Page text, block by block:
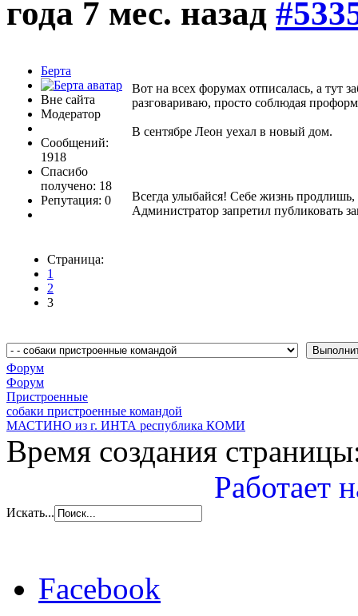
года 7 мес. назад
Берта
Вне сайта
Модератор
Сообщений:
1918
Спасибо
получено: 18
Репутация: 0
Вот на всех форумах отписалась, а тут
разговариваю, просто соблюдая
В сентябре Леон уехал в новый дом.
Всегда улыбайся! Себе жизнь
Администратор запретил публиковать
Страница:
1
2
3
Форум
Форум
Пристроенные
собаки пристроенные командой
МАСТИНО из г. ИНТА республика КОМИ
Время создания
Работает
Искать...
Facebook